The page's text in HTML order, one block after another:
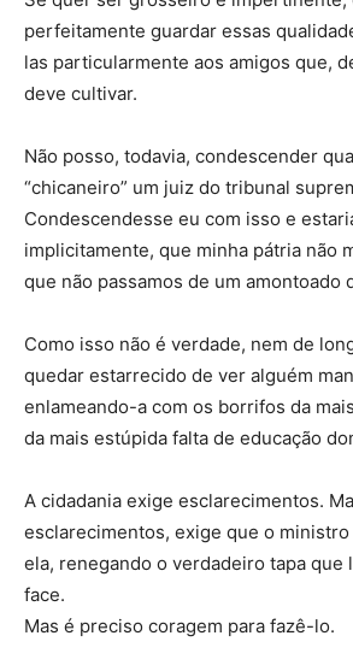
perfeitamente guardar essas
las particularmente aos amigos que,
deve cultivar.
Não posso, todavia, condescender
“chicaneiro” um juiz do tribunal
Condescendesse eu com isso e
implicitamente, que minha pátria não
que não passamos de um amontoado
Como isso não é verdade, nem de
quedar estarrecido de ver alguém
enlameando-a com os borrifos da
da mais estúpida falta de educação
A cidadania exige esclarecimentos.
esclarecimentos, exige que o
ela, renegando o verdadeiro tapa que
face.
Mas é preciso coragem para fazê-lo.